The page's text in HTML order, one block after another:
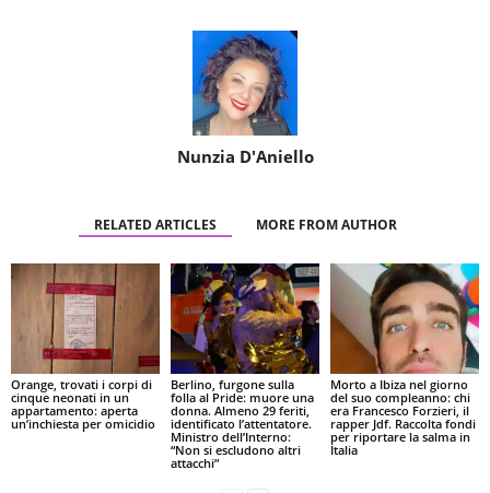
Nunzia D'Aniello
RELATED ARTICLES MORE FROM AUTHOR
Orange, trovati i corpi di
cinque neonati in un
appartamento: aperta
un’inchiesta per omicidio
Berlino, furgone sulla
folla al Pride: muore una
donna. Almeno 29 feriti,
identificato l’attentatore.
Ministro dell’Interno:
“Non si escludono altri
attacchi”
Morto a Ibiza nel giorno
del suo compleanno: chi
era Francesco Forzieri, il
rapper Jdf. Raccolta fondi
per riportare la salma in
Italia